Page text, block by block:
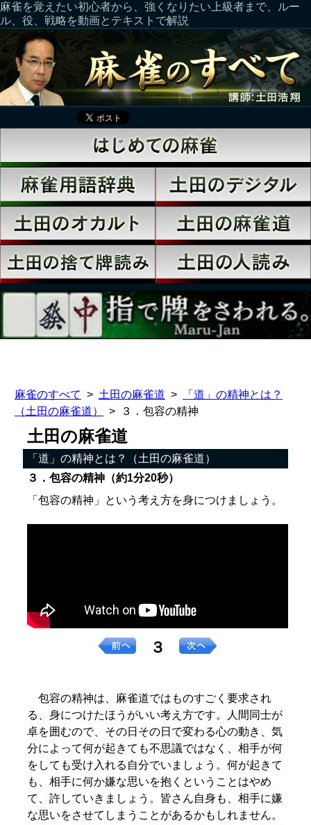
麻雀を覚えたい初心者から、強くなりたい上級者まで、ルー
ル、役、戦略を動画とテキストで解説
麻雀のすべて 土田の麻雀道
「道」の精神とは？
（土田の麻雀道）
３．包容の精神
土田の麻雀道
「道」の精神とは？（土田の麻雀道）
３．包容の精神（約1分20秒）
「包容の精神」という考え方を身につけましょう。
３
包容の精神は、麻雀道ではものすごく要求され
る、身につけたほうがいい考え方です。人間同士が
卓を囲むので、その日その日で変わる心の動き、気
分によって何が起きても不思議ではなく、相手が何
をしても受け入れる自分でいましょう。何が起きて
も、相手に何か嫌な思いを抱くということはやめ
て、許していきましょう。皆さん自身も、相手に嫌
な思いをさせてしまうことがあるかもしれません。